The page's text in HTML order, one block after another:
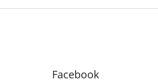
Facebook